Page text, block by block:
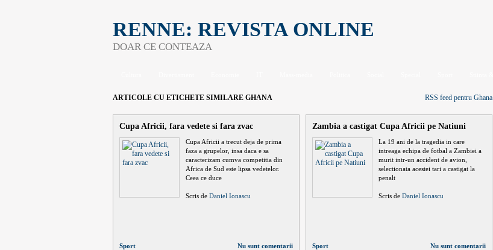
RENNE: REVISTA ONLINE
DOAR CE CONTEAZA
RSS feed pentru Ghana
ARTICOLE CU ETICHETE SIMILARE GHANA
Cupa Africii, fara vedete si fara zvac
Cupa Africii a trecut deja de prima
faza a grupelor, insa daca e sa
caracterizam cumva competitia din
Africa de Sud este lipsa vedetelor.
Ceea ce duce
Scris de Daniel Ionascu
Sport Nu sunt comentarii
Zambia a castigat Cupa Africii pe Natiuni
La 19 ani de la tragedia in care
intreaga echipa de fotbal a Zambiei a
murit intr-un accident de avion,
selectionata acestei tari a castigat la
penalt
Scris de Daniel Ionascu
Sport Nu sunt comentarii